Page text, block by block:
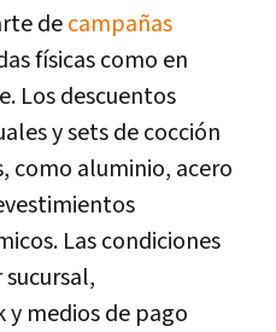
decampañas
físicas como en
Los descuentos
y sets de cocción
como aluminio, acero
Las condiciones
medios de pago